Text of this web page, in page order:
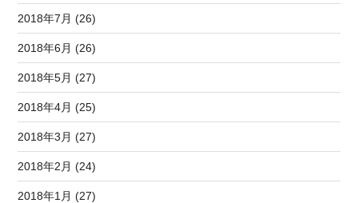
2018年7月 (26)
2018年6月 (26)
2018年5月 (27)
2018年4月 (25)
2018年3月 (27)
2018年2月 (24)
2018年1月 (27)